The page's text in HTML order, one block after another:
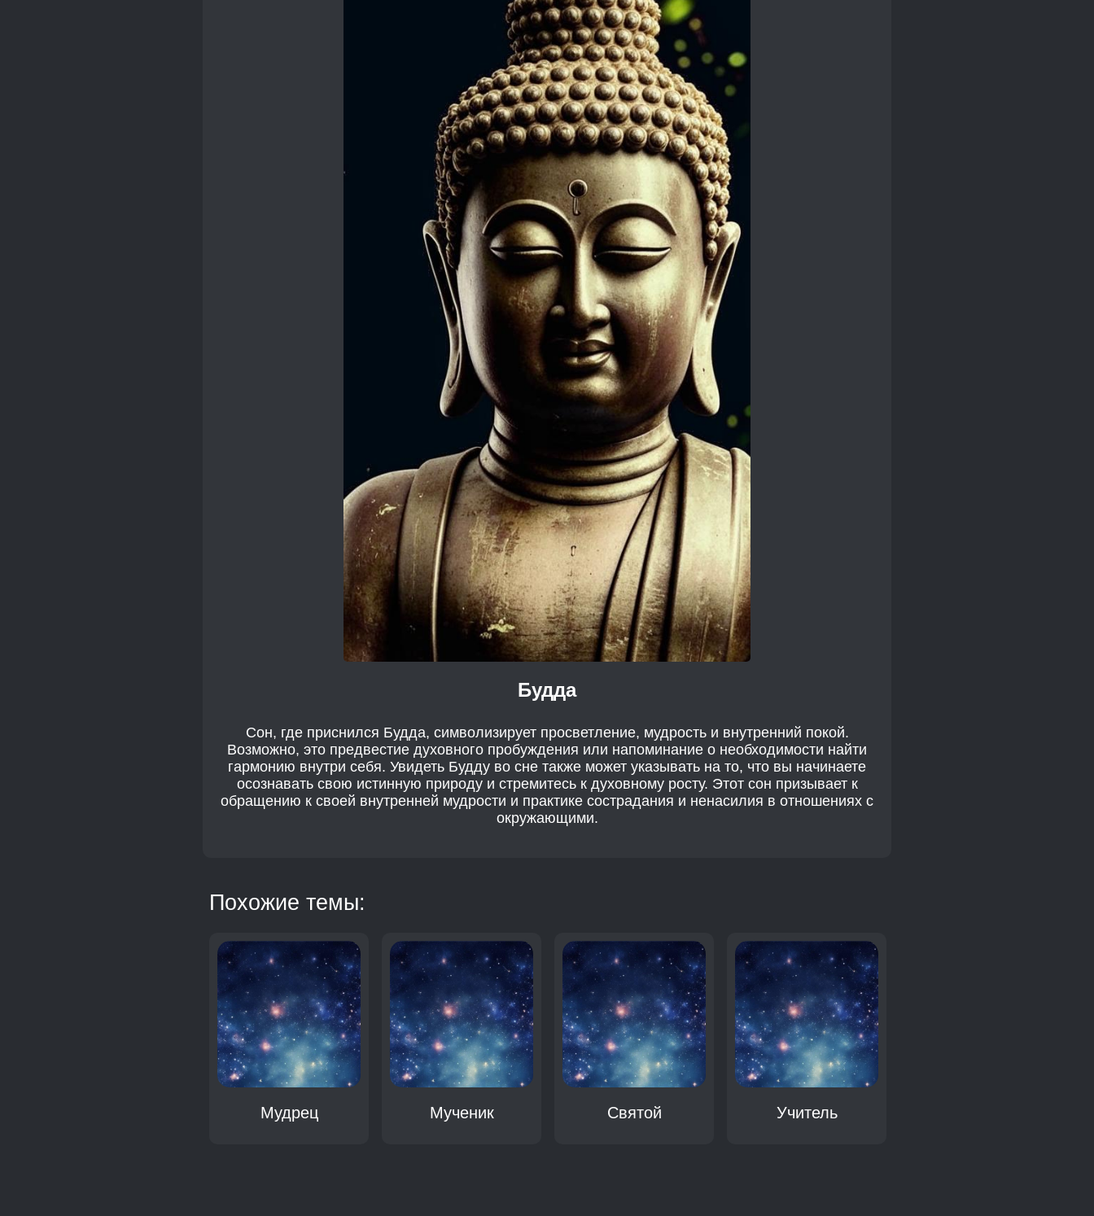
Будда
Сон, где приснился Будда, символизирует просветление, мудрость и внутренний покой.
Возможно, это предвестие духовного пробуждения или напоминание о необходимости найти
гармонию внутри себя. Увидеть Будду во сне также может указывать на то, что вы начинаете
осознавать свою истинную природу и стремитесь к духовному росту. Этот сон призывает к
обращению к своей внутренней мудрости и практике сострадания и ненасилия в отношениях с
окружающими.
Похожие темы:
Мудрец Мученик Святой Учитель